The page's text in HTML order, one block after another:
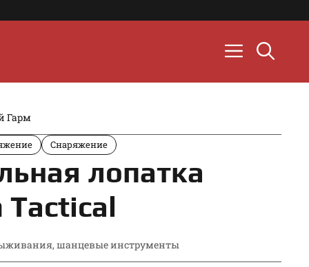
Гарм
Снаряжение
лопатка
Tactical
,шанцевые инструменты